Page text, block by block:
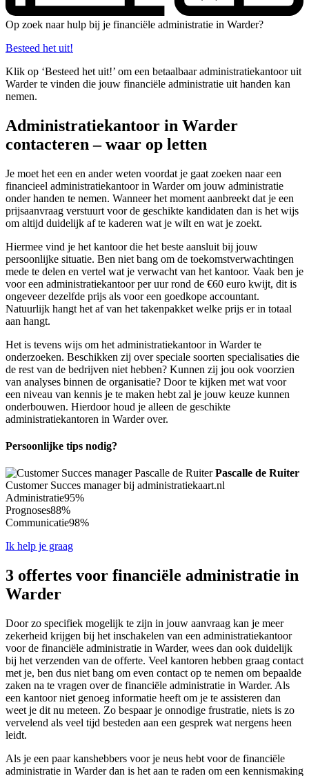
Op zoek naar hulp bij je financiële administratie in Warder?
Besteed het uit!
Klik op ‘Besteed het uit!’ om een betaalbaar administratiekantoor uit
Warder te vinden die jouw financiële administratie uit handen kan
nemen.
Administratiekantoor in Warder
contacteren – waar op letten
Je moet het een en ander weten voordat je gaat zoeken naar een
financieel administratiekantoor in Warder om jouw administratie
onder handen te nemen. Wanneer het moment aanbreekt dat je een
prijsaanvraag verstuurt voor de geschikte kandidaten dan is het wijs
om altijd duidelijk af te kaderen wat je wilt en wat je zoekt.
Hiermee vind je het kantoor die het beste aansluit bij jouw
persoonlijke situatie. Ben niet bang om de toekomstverwachtingen
mede te delen en vertel wat je verwacht van het kantoor. Vaak ben je
voor een administratiekantoor per uur rond de €60 euro kwijt, dit is
ongeveer dezelfde prijs als voor een goedkope accountant.
Natuurlijk hangt het af van het takenpakket welke prijs er in totaal
aan hangt.
Het is tevens wijs om het administratiekantoor in Warder te
onderzoeken. Beschikken zij over speciale soorten specialisaties die
de rest van de bedrijven niet hebben? Kunnen zij jou ook voorzien
van analyses binnen de organisatie? Door te kijken met wat voor
een niveau van kennis je te maken hebt zal je jouw keuze kunnen
onderbouwen. Hierdoor houd je alleen de geschikte
administratiekantoren in Warder over.
Persoonlijke tips nodig?
Pascalle de Ruiter
Customer Succes manager bij administratiekaart.nl
Administratie95%
Prognoses88%
Communicatie98%
Ik help je graag
3 offertes voor financiële administratie in
Warder
Door zo specifiek mogelijk te zijn in jouw aanvraag kan je meer
zekerheid krijgen bij het inschakelen van een administratiekantoor
voor de financiële administratie in Warder, wees dan ook duidelijk
bij het verzenden van de offerte. Veel kantoren hebben graag contact
met je, ben dus niet bang om even contact op te nemen om bepaalde
zaken na te vragen over de financiële administratie in Warder. Als
een kantoor niet genoeg informatie heeft om je te assisteren dan
weet je dit nu meteen. Zo bespaar je onnodige frustratie, niets is zo
vervelend als veel tijd besteden aan een gesprek wat nergens heen
leidt.
Als je een paar kanshebbers voor je neus hebt voor de financiële
administratie in Warder dan is het aan te raden om een kennismaking